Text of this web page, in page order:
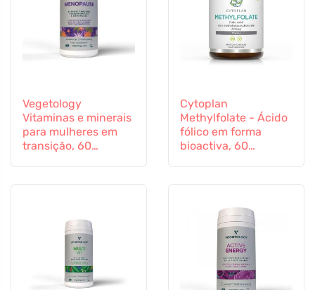
Vegetology
Vitaminas e minerais
para mulheres em
transição, 60
Cytoplan
Methylfolate - Ácido
fólico em forma
bioactiva, 60